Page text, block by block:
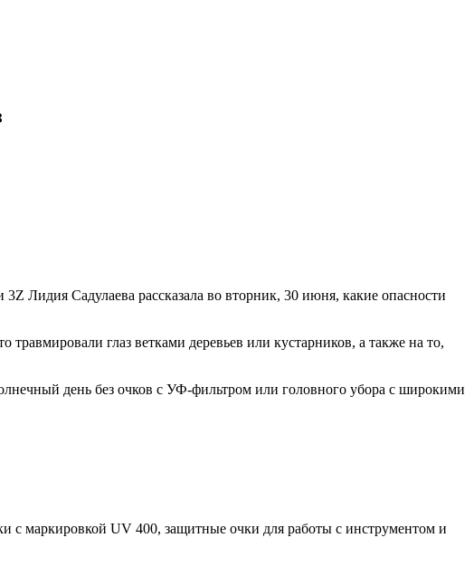
Лидия Садулаева рассказала во вторник, 30 июня, какие опасности
глаз ветками деревьев или кустарников, а также на то,
день без очков с УФ-фильтром или головного убора с широкими
с маркировкой UV 400, защитные очки для работы с инструментом и